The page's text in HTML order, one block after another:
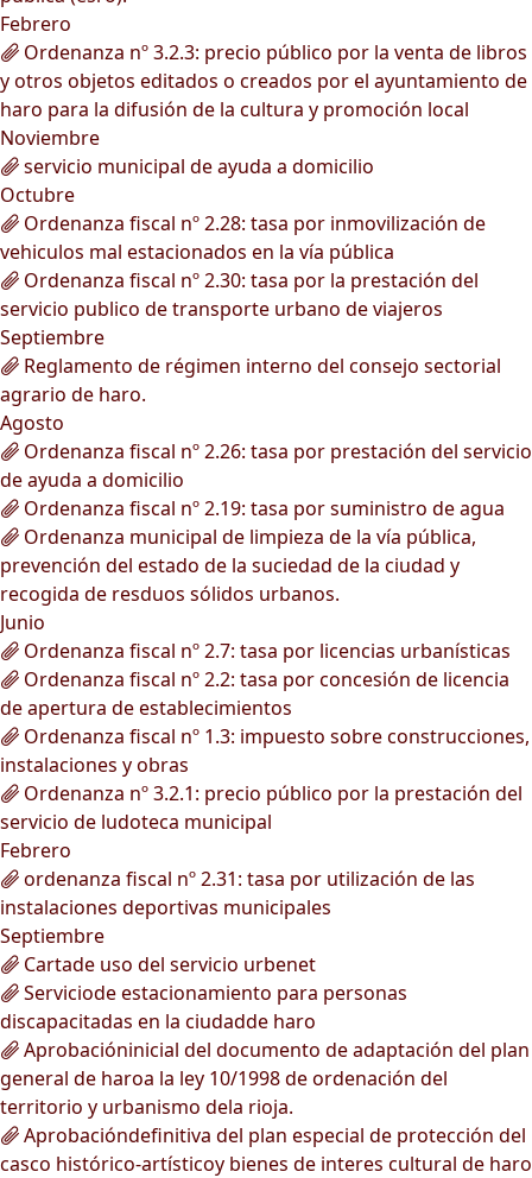
Febrero
Ordenanza nº 3.2.3: precio público por la venta de libros
y otros objetos editados o creados por el ayuntamiento de
haro para la difusión de la cultura y promoción local
Noviembre
servicio municipal de ayuda a domicilio
Octubre
Ordenanza fiscal nº 2.28: tasa por inmovilización de
vehiculos mal estacionados en la vía pública
Ordenanza fiscal nº 2.30: tasa por la prestación del
servicio publico de transporte urbano de viajeros
Septiembre
Reglamento de régimen interno del consejo sectorial
agrario de haro.
Agosto
Ordenanza fiscal nº 2.26: tasa por prestación del servicio
de ayuda a domicilio
Ordenanza fiscal nº 2.19: tasa por suministro de agua
Ordenanza municipal de limpieza de la vía pública,
prevención del estado de la suciedad de la ciudad y
recogida de resduos sólidos urbanos.
Junio
Ordenanza fiscal nº 2.7: tasa por licencias urbanísticas
Ordenanza fiscal nº 2.2: tasa por concesión de licencia
de apertura de establecimientos
Ordenanza fiscal nº 1.3: impuesto sobre construcciones,
instalaciones y obras
Ordenanza nº 3.2.1: precio público por la prestación del
servicio de ludoteca municipal
Febrero
ordenanza fiscal nº 2.31: tasa por utilización de las
instalaciones deportivas municipales
Septiembre
Cartade uso del servicio urbenet
Serviciode estacionamiento para personas
discapacitadas en la ciudadde haro
Aprobacióninicial del documento de adaptación del plan
general de haroa la ley 10/1998 de ordenación del
territorio y urbanismo dela rioja.
Aprobacióndefinitiva del plan especial de protección del
casco histórico-artísticoy bienes de interes cultural de haro